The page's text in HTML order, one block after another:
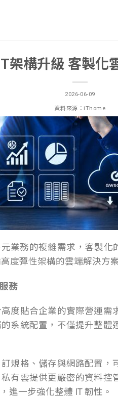
架構升級 客製化
2026-06-09
資料來源：iThome
業務的複雜需求，客製
度彈性架構的雲端解決方
務
度貼合企業的實際營運需
系統配置，不僅提升整體
規格、儲存與網路配置，
有雲提供更嚴密的資料控
進一步強化整體 IT 韌性。